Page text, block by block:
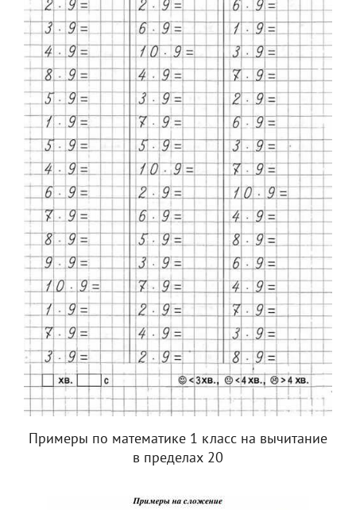
Примеры по математике 1 класс на вычитание
в пределах 20